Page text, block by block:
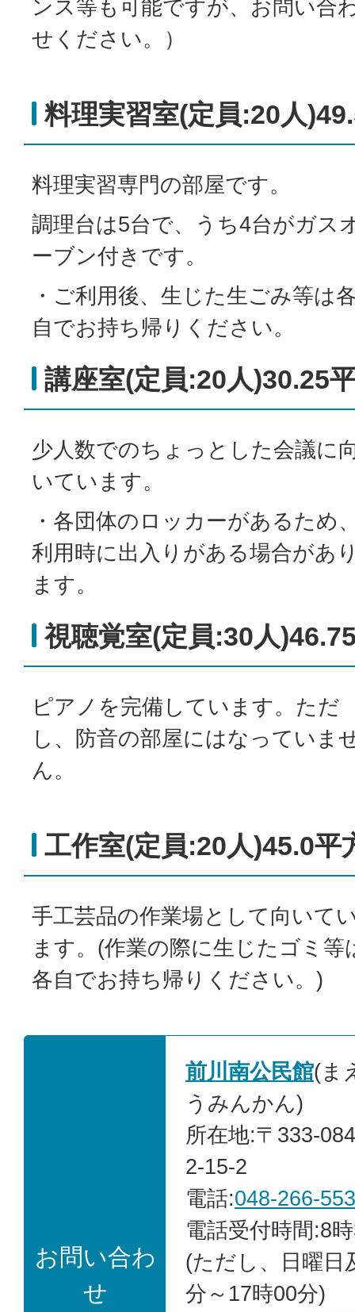
ンス等も可能ですが、お問い合
せください。）
料理実習室(定員:20人
料理実習専門の部屋です。
調理台は5台で、うち4台がガス
ーブン付きです。
・ご利用後、生じた生ごみ等は
自でお持ち帰りください。
講座室(定員:20人)30.25
少人数でのちょっとした会議に
いています。
・各団体のロッカーがあるため
利用時に出入りがある場合があ
ます。
視聴覚室(定員:30人
ピアノを完備しています。ただ
し、防音の部屋にはなっていま
ん。
工作室(定員:20人)45.0平
手工芸品の作業場として向いて
ます。(作業の際に生じたゴミ等
各自でお持ち帰りください。)
お問い合わ
せ
前川南公民館(ま
うみんかん)
所在地:〒333-
2-15-2
電話:048-266-
電話受付時間:8
(ただし、日曜日
分～17時00分)